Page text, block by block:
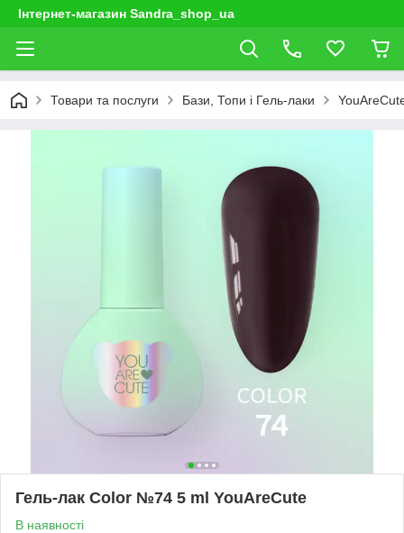
Інтернет-магазин Sandra_shop_ua
Товари та послуги Бази, Топи і Гель-лаки
Гель-лак Color №74 5 ml YouAreCute
В наявності